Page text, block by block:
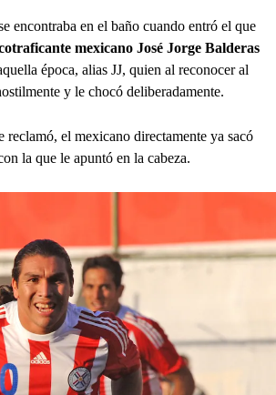
encontraba en el baño cuando entró el que
mexicano José Jorge Balderas
época, alias JJ, quien al reconocer al
y le chocó deliberadamente.
reclamó, el mexicano directamente ya sacó
la que le apuntó en la cabeza.